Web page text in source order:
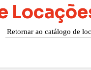
Retornar ao catálogo de